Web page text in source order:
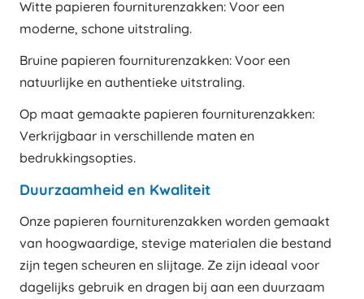
Witte papieren fourniturenzakken: Voor een
moderne, schone uitstraling.
Bruine papieren fourniturenzakken: Voor een
natuurlijke en authentieke uitstraling.
Op maat gemaakte papieren fourniturenzakken:
Verkrijgbaar in verschillende maten en
bedrukkingsopties.
Duurzaamheid en Kwaliteit
Onze papieren fourniturenzakken worden gemaakt
van hoogwaardige, stevige materialen die bestand
zijn tegen scheuren en slijtage. Ze zijn ideaal voor
dagelijks gebruik en dragen bij aan een duurzaam